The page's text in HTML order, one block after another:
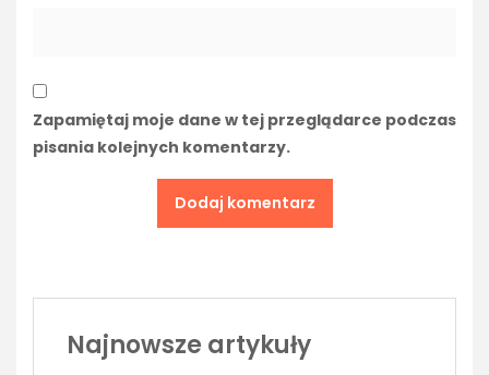
Zapamiętaj moje dane w tej przeglądarce podczas
pisania kolejnych komentarzy.
Najnowsze artykuły